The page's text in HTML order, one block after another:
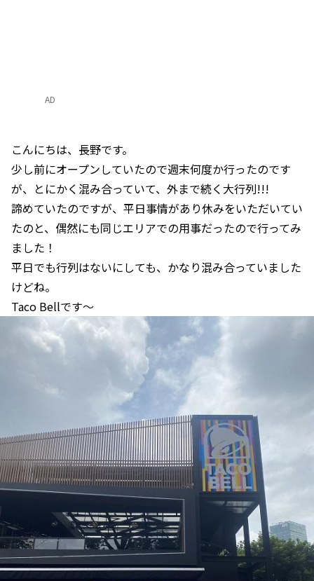
AD
こんにちは、長野です。
少し前にオープンしていたので週末何度か行ったのです
が、とにかく混み合っていて、外まで続く大行列!!!
諦めていたのですが、平日事情があり休みをいただいてい
たのと、偶然にも同じエリアでの用事だったので行ってみ
ました！
平日でも行列はないにしても、かなり混み合っていました
けどね。
Taco Bellです～